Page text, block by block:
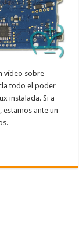
vídeo sobre
todo el poder
instalada. Si a
estamos ante un